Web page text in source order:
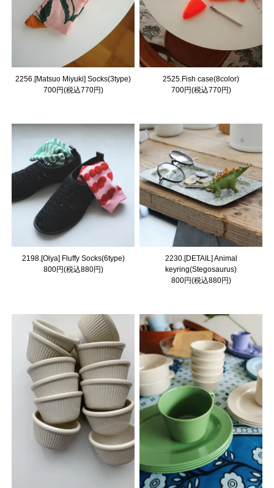
2256.[Matsuo Miyuki] Socks(3type)
700円(税込770円)
2525.Fish case(8color)
700円(税込770円)
2198.[Olya] Fluffy Socks(6type)
800円(税込880円)
2230.[DETAIL] Animal
keyring(Stegosaurus)
800円(税込880円)